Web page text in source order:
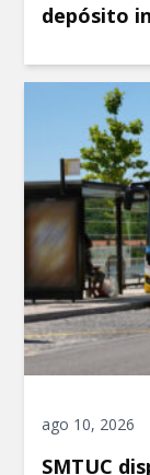
depósito
ago 10, 2026
SMTUC